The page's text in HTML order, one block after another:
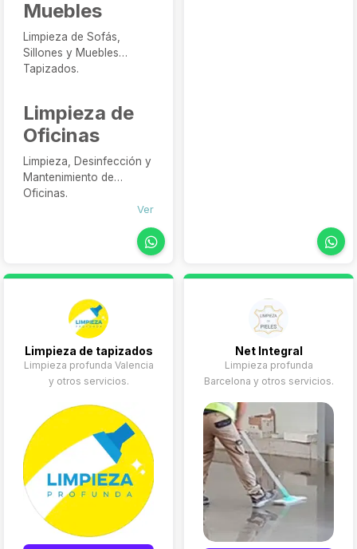
Muebles
Limpieza de Sofás,
Sillones y Muebles
Tapizados.
Limpieza de
Oficinas
Limpieza, Desinfección y
Mantenimiento de
Oficinas.
Ver
Limpieza de tapizados
Limpieza profunda Valencia
y otros servicios.
Net Integral
Limpieza profunda
Barcelona y otros servicios.